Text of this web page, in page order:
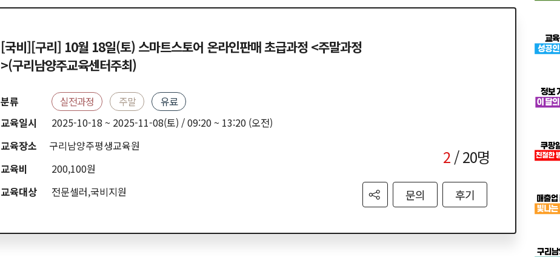
[국비][구리] 10월 18일(토) 스마트스토어 온라인판매 초급과정 <주말과정
>(구리남양주교육센터주최)
분류 실전과정 주말
유료
교육일시
2025-10-18 ~ 2025-11-08(토) / 09:20 ~ 13:20 (오전)
교육장소
구리남양주평생교육원
교육비
200,100원
교육대상
전문셀러,국비지원
2 / 20명
문의 후기